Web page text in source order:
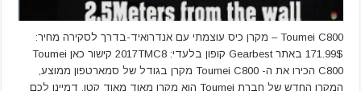
Toumei C800 – מקרן כיס עוצמתי עם אנדרואיד-בדרך לסקירה מחיר:
171.99$ באתר Gearbest קופון בלעדי: 2017TMC8 קישור כאן Toumei
C800 הכירו את ה- Toumei C800 מקרן בגודל של סמארטפון ממוצע,
המקרן החדש של חברת Toumei הוא מקרן מאוד מאוד קטן, דמיינו לכם